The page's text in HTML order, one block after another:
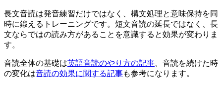
長文音読は発音練習だけではなく、構文処理と意味保持を同
時に鍛えるトレーニングです。短文音読の延長ではなく、長
文ならではの読み方があることを意識すると効果が変わりま
す。
音読全体の基礎は英語音読のやり方の記事 、音読を続けた時
の変化は音読の効果に関する記事も参考になります。